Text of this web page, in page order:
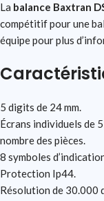
La balance Baxtran
compétitif pour une
équipe pour plus
5 digits de 24 mm.
Écrans individuels de
nombre des pièces.
8 symboles
Protection Ip44.
Résolution de 30.000